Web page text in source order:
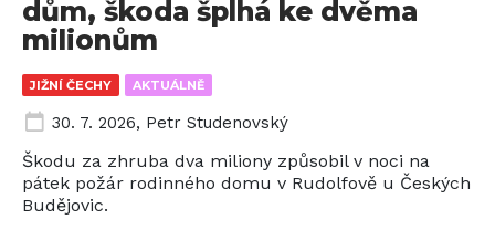
JIŽNÍ ČECHY AKTUÁLNĚ
dům, škoda šplhá ke dvěma
milionům
30. 7. 2026, Petr Studenovský
Škodu za zhruba dva miliony způsobil v noci na
pátek požár rodinného domu v Rudolfově u Českých
Budějovic.